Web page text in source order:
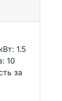
1.5
10
за